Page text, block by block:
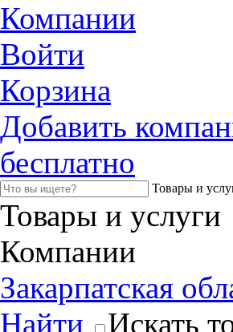
Компании
Войти
Корзина
Добавить
бесплатно
Товары и
Товары и услуги
Компании
Закарпатская
Найти
Искать